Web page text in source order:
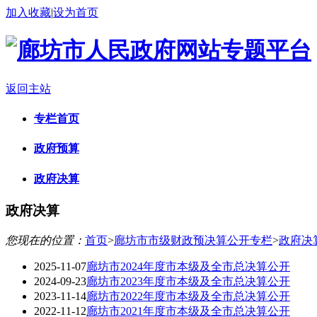
加入收藏|设为首页
返回主站
专栏首页
政府预算
政府决算
政府决算
您现在的位置： 首页>廊坊市市级财政预决算公开专栏>政府决
2025-11-07廊坊市2024年度市本级及全市总决算公开
2024-09-23廊坊市2023年度市本级及全市总决算公开
2023-11-14廊坊市2022年度市本级及全市总决算公开
2022-11-12廊坊市2021年度市本级及全市总决算公开